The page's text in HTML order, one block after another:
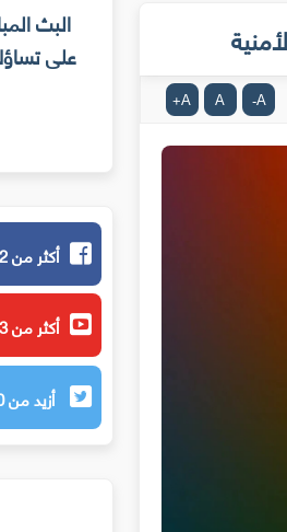
A
-
A
A
+
البث
على
أكثر من 2 مليون و نصف معجب
أكثر من 3 مليون و 800 ألف متابع
أزيد من 60 ألف متابع لنا عبر تويتر